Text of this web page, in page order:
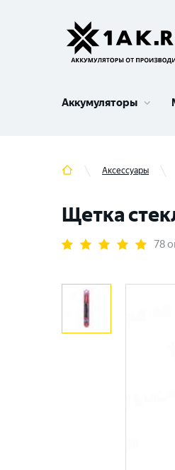
Аккумуляторы
Аксессуары
Щетка
78